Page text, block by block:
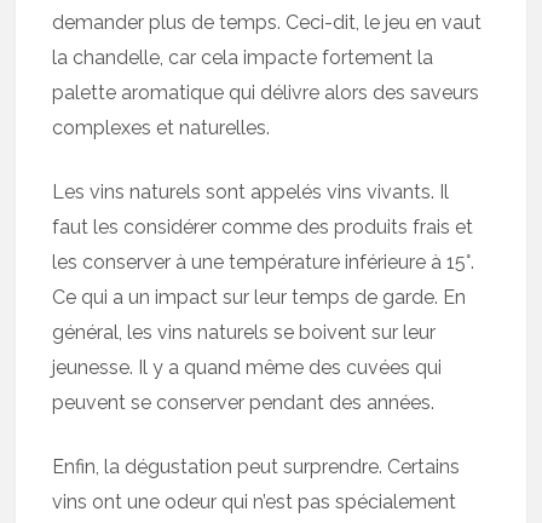
demander plus de temps. Ceci-dit, le jeu en vaut
la chandelle, car cela impacte fortement la
palette aromatique qui délivre alors des saveurs
complexes et naturelles.
Les vins naturels sont appelés vins vivants. Il
faut les considérer comme des produits frais et
les conserver à une température inférieure à 15°.
Ce qui a un impact sur leur temps de garde. En
général, les vins naturels se boivent sur leur
jeunesse. Il y a quand même des cuvées qui
peuvent se conserver pendant des années.
Enfin, la dégustation peut surprendre. Certains
vins ont une odeur qui n’est pas spécialement